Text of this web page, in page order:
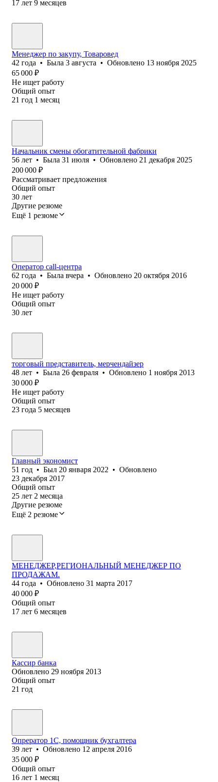
17 лет 9 месяцев
Менеджер по закупу, Товаровед
42 года • Была 3 августа • Обновлено 13 ноября 2025
65 000 ₽
Не ищет работу
Общий опыт
21 год 1 месяц
Начальник смены обогатительной фабрики
56 лет • Была 31 июля • Обновлено 21 декабря 2025
200 000 ₽
Рассматривает предложения
Общий опыт
30 лет
Другие резюме
Ещё 1 резюме
Оператор call-центра
62 года • Была вчера • Обновлено 20 октября 2016
20 000 ₽
Не ищет работу
Общий опыт
30 лет
торговый представитель, мерчендайзер
48 лет • Была 26 февраля • Обновлено 1 ноября 2013
30 000 ₽
Не ищет работу
Общий опыт
23 года 5 месяцев
Главный экономист
51 год • Был 20 января 2022 • Обновлено
23 декабря 2017
Общий опыт
25 лет 2 месяца
Другие резюме
Ещё 2 резюме
МЕНЕДЖЕР,РЕГИОНАЛЬНЫЙ МЕНЕДЖЕР ПО
ПРОДАЖАМ.
44 года • Обновлено 31 марта 2017
40 000 ₽
Общий опыт
17 лет 6 месяцев
Кассир банка
Обновлено 29 ноября 2013
Общий опыт
21 год
Опрератор 1С, помощник бухгалтера
39 лет • Обновлено 12 апреля 2016
35 000 ₽
Общий опыт
16 лет 1 месяц